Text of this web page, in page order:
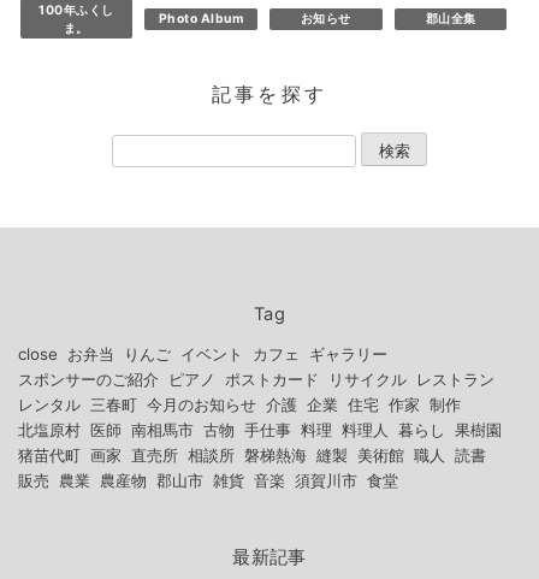
100年ふくし
ま。
Photo Album お知らせ 郡山全集
記事を探す
Tag
close お弁当 りんご イベント カフェ
ギャラリー
スポンサーのご紹介
ピアノ ポストカード リサイクル
レストラン
レンタル 三春町 今月のお知らせ 介護 企業 住宅 作家 制作
北塩原村 医師 南相馬市 古物 手仕事 料理 料理人 暮らし
果樹園
猪苗代町 画家 直売所 相談所 磐梯熱海 縫製 美術館 職人
読書
販売
農業 農産物 郡山市 雑貨 音楽 須賀川市 食堂
最新記事